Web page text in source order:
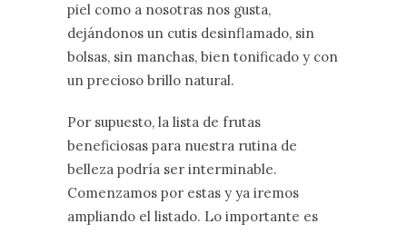
piel como a nosotras nos gusta,
dejándonos un cutis desinflamado, sin
bolsas, sin manchas, bien tonificado y con
un precioso brillo natural.
Por supuesto, la lista de frutas
beneficiosas para nuestra rutina de
belleza podría ser interminable.
Comenzamos por estas y ya iremos
ampliando el listado. Lo importante es